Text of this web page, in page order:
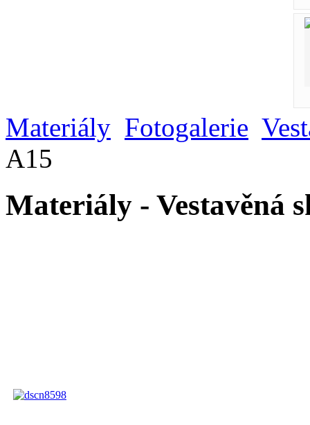
Materiály Fotogalerie
A15
Materiály - Vestavěná